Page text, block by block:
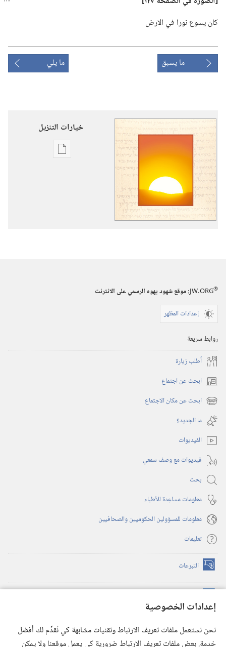
إعدادات الخصوصية
نحن نستعمل ملفات تعريف الارتباط وتقنيات مشابهة كي نُقدِّم لك أفضل
خدمة. بعض ملفات تعريف الارتباط ضرورية كي يعمل موقعنا ولا يمكن
كان يسوع نورا في الارض
ما يسبق ما يلي
خيارات التنزيل
خيارات
JW.ORG®
:‏ موقع شهود يهوه الرسمي على الانترنت
إعدادات المظهر
روابط سريعة
أُطلب زيارة
ابحث عن اجتماع (يفتح
نافذة
جديدة)
ابحث عن مكان الاجتماع (يفتح
نافذة
جديدة)
ما الجديد؟‏
الفيديوات
فيديوات مع وصف سمعي
بحث
معلومات مساعِدة للأطباء
معلومات للمسؤولين الحكوميين والصحافيين
تعليمات
التبرعات (يفتح
نافذة
(يفتح
نافذة
(يفتح
نافذة
تطبيق ®
JW Library